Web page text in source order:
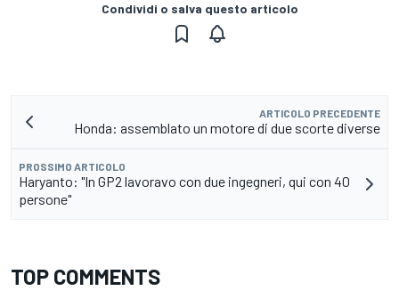
Condividi o salva questo articolo
ARTICOLO PRECEDENTE
Honda: assemblato un motore di due scorte diverse
PROSSIMO ARTICOLO
Haryanto: "In GP2 lavoravo con due ingegneri, qui con 40
persone"
TOP COMMENTS